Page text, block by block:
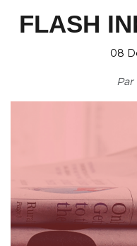
FLASH
08
Par